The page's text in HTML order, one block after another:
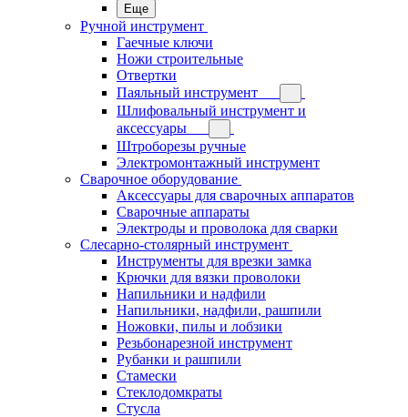
Еще
Ручной инструмент
Гаечные ключи
Ножи строительные
Отвертки
Паяльный инструмент
Шлифовальный инструмент и
аксессуары
Штроборезы ручные
Электромонтажный инструмент
Сварочное оборудование
Аксессуары для сварочных аппаратов
Сварочные аппараты
Электроды и проволока для сварки
Слесарно-столярный инструмент
Инструменты для врезки замка
Крючки для вязки проволоки
Напильники и надфили
Напильники, надфили, рашпили
Ножовки, пилы и лобзики
Резьбонарезной инструмент
Рубанки и рашпили
Стамески
Стеклодомкраты
Стусла